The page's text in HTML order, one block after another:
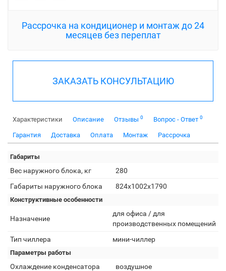
Рассрочка на кондиционер и монтаж до 24
месяцев без переплат
ЗАКАЗАТЬ КОНСУЛЬТАЦИЮ
Характеристики Описание Отзывы 0 Вопрос - Ответ 0
Гарантия Доставка Оплата Монтаж Рассрочка
Габариты
Вес наружного блока, кг
280
Габариты наружного блока
824х1002х1790
Конструктивные особенности
Назначение
для офиса / для
производственных помещений
Тип чиллера
мини-чиллер
Параметры работы
Охлаждение конденсатора
воздушное